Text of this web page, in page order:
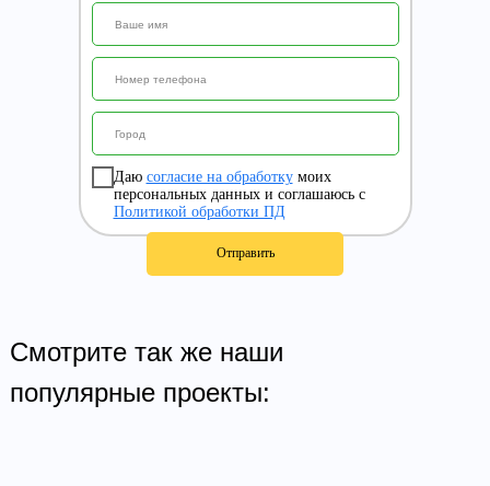
Даю согласие на обработкумоих
персональных данных и соглашаюсь с
Политикой обработки ПД
Отправить
Смотрите так же наши
популярные проекты: